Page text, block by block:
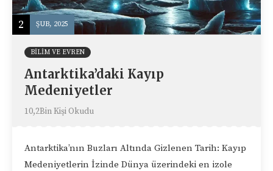
2 ŞUB, 2025
BILIM VE EVREN
Antarktika’daki Kayıp
Medeniyetler
10,2Bin Kişi Okudu
Antarktika’nın Buzları Altında Gizlenen Tarih: Kayıp
Medeniyetlerin İzinde Dünya üzerindeki en izole